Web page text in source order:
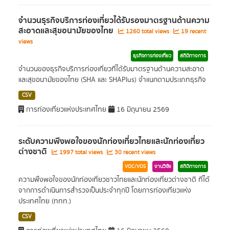
จำนวนธุรกิจบริการท่องเที่ยวได้รับรองมาตรฐานด้านความ
สะอาดและสุขอนามัยของไทย 1260 total views
19 recent
views
ธุรกิจการท่องเที่ยว สถิติทางการ
จำนวนของธุรกิจบริการท่องเที่ยวที่ได้รับมาตรฐานด้านความสะอาด
และสุขอนามัยของไทย (SHA และ SHAPlus) จำแนกตามประเภทธุรกิจ
CSV
การท่องเที่ยวแห่งประเทศไทย 16 มิถุนายน 2569
ระดับความพึงพอใจของนักท่องเที่ยวไทยและนักท่องเที่ยว
ต่างชาติ 1997 total views 30 recent views
VOC/VOS งานวิจัย สถิติทางการ
ความพึงพอใจของนักท่องเที่ยวชาวไทยและนักท่องเที่ยวต่างชาติ ที่ได้
จากการดำเนินการสำรวจเป็นประจำทุกปี โดยการท่องเที่ยวแห่ง
ประเทศไทย (ททท.)
CSV